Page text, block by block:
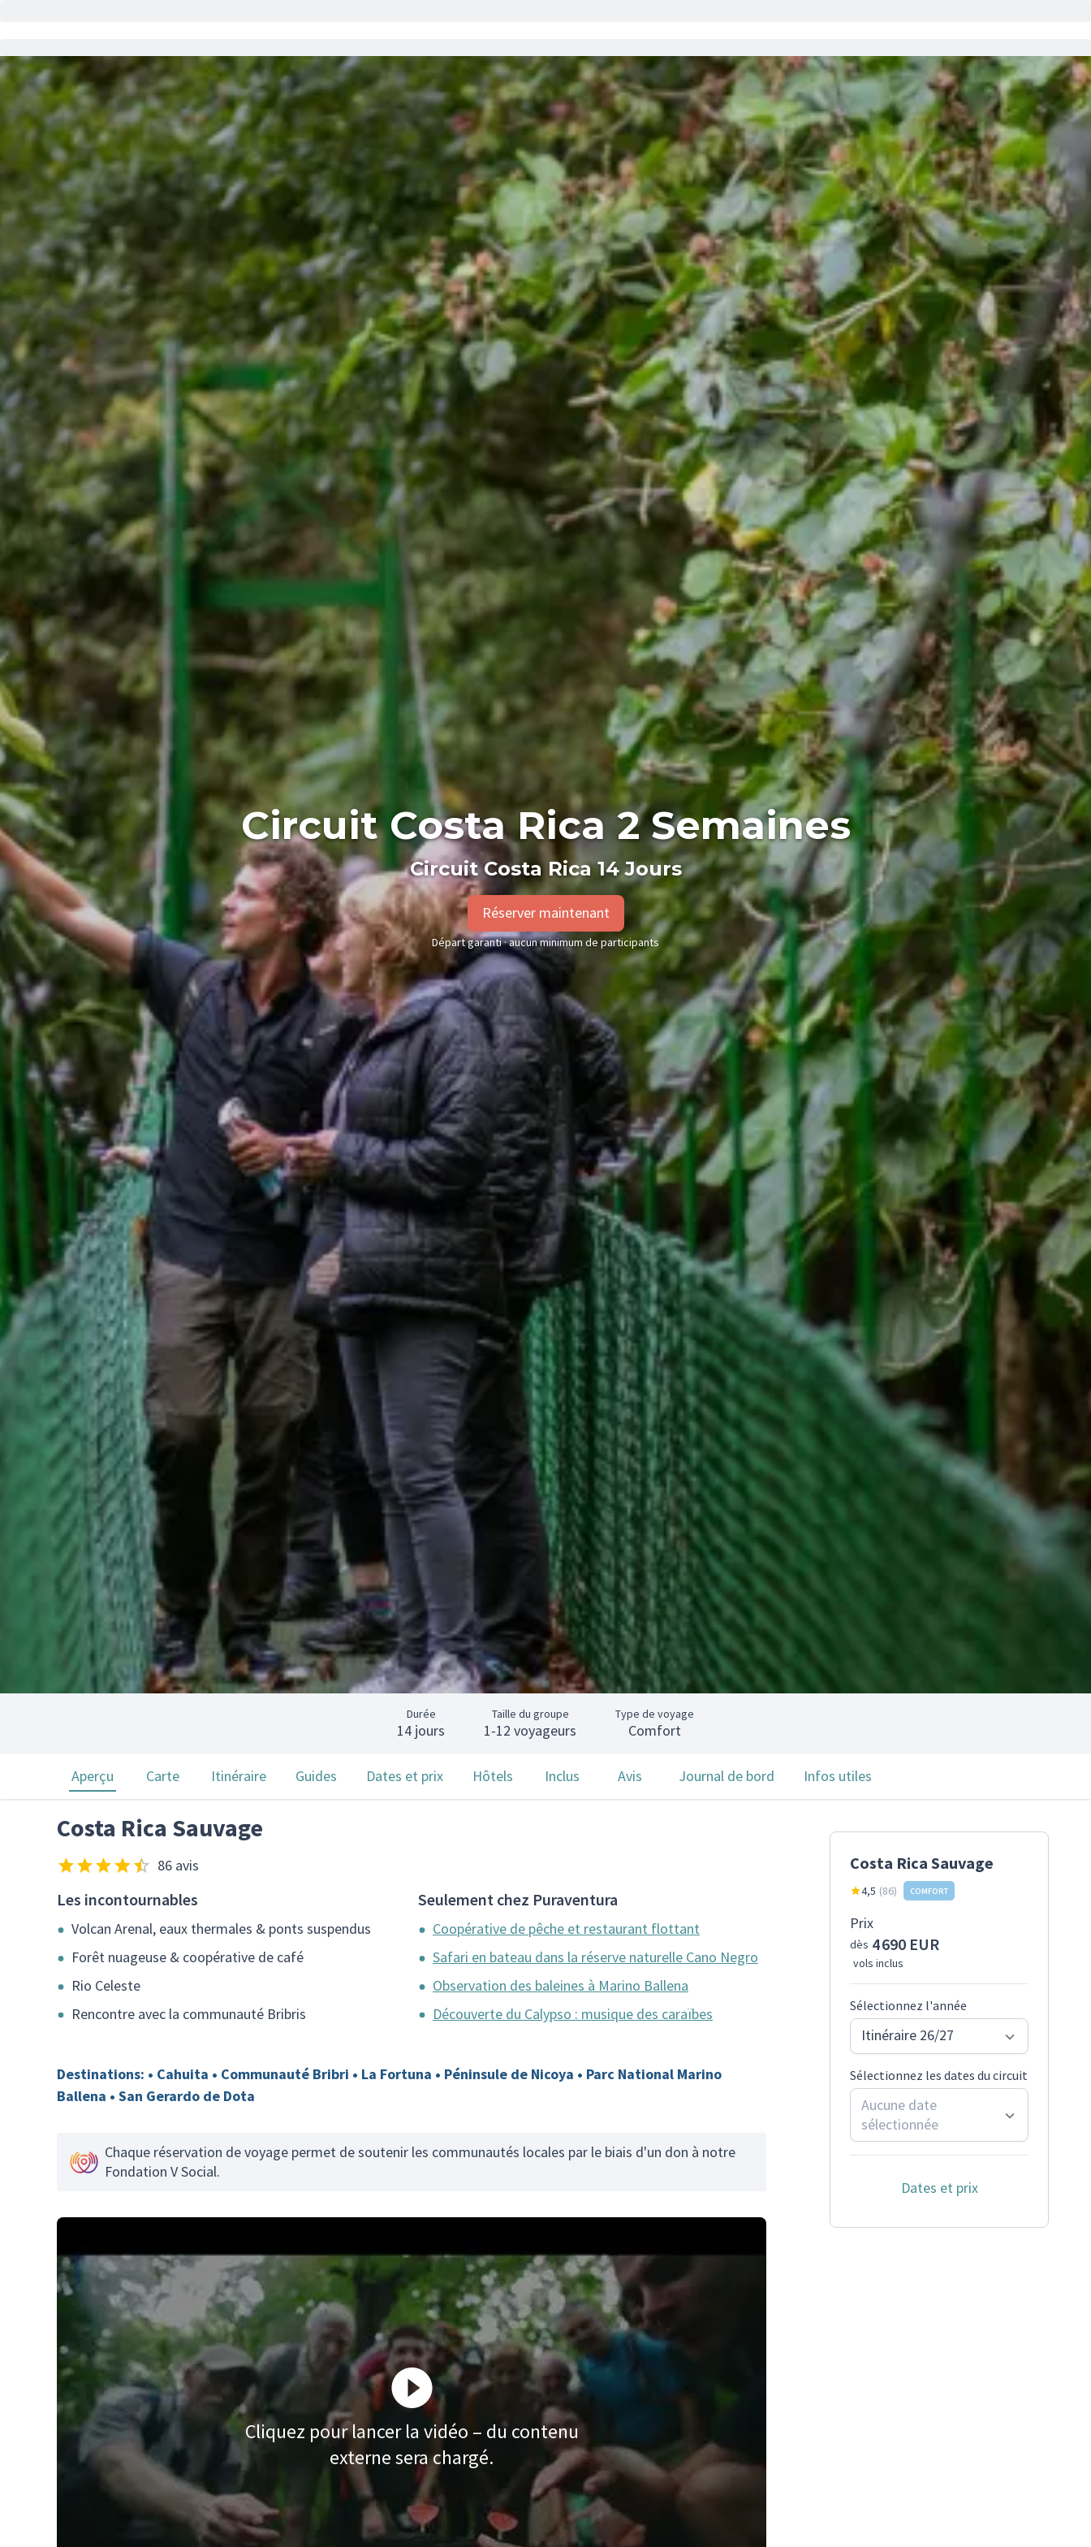
Circuit Costa Rica 2 Semaines
Circuit Costa Rica 14 Jours
Réserver maintenant
Départ garanti · aucun minimum de participants
Durée
14 jours
Taille du groupe
1-12 voyageurs
Type de voyage
Comfort
Aperçu Carte Itinéraire Guides Dates et prix Hôtels Inclus Avis Journal de bord Infos utiles
Costa Rica Sauvage
86 avis
Les incontournables
Volcan Arenal, eaux thermales & ponts suspendus
Forêt nuageuse & coopérative de café
Rio Celeste
Rencontre avec la communauté Bribris
Seulement chez Puraventura
Coopérative de pêche et restaurant flottant
Safari en bateau dans la réserve naturelle Cano Negro
Observation des baleines à Marino Ballena
Découverte du Calypso : musique des caraïbes
Destinations: • Cahuita • Communauté Bribri • La Fortuna • Péninsule de Nicoya • Parc National Marino
Ballena • San Gerardo de Dota
Chaque réservation de voyage permet de soutenir les communautés locales par le biais d'un don à notre
Fondation V Social.
Cliquez pour lancer la vidéo – du contenu
externe sera chargé.
Costa Rica Sauvage
4,5 (86) COMFORT
Prix
dès 4 690 EUR
vols inclus
Sélectionnez l'année
Itinéraire 26/27
Sélectionnez les dates du circuit
Aucune date
sélectionnée
Dates et prix